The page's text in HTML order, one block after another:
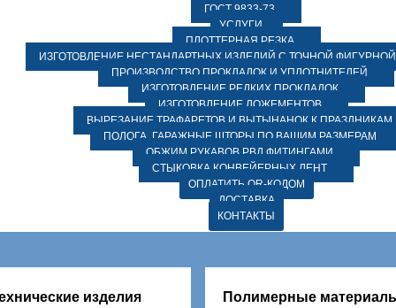
ГОСТ 9833-73
УСЛУГИ
ПЛОТТЕРНАЯ РЕЗКА
ИЗГОТОВЛЕНИЕ НЕСТАНДАРТНЫХ ИЗДЕЛИЙ С ТОЧНОЙ ФИГУРНОЙ
ПРОИЗВОДСТВО ПРОКЛАДОК И УПЛОТНИТЕЛЕЙ
ИЗГОТОВЛЕНИЕ РЕДКИХ ПРОКЛАДОК
ИЗГОТОВЛЕНИЕ ЛОЖЕМЕНТОВ
ВЫРЕЗАНИЕ ТРАФАРЕТОВ И ВЫТЫНАНОК К ПРАЗДНИКАМ
ПОЛОГА, ГАРАЖНЫЕ ШТОРЫ ПО ВАШИМ РАЗМЕРАМ
ОБЖИМ РУКАВОВ РВД ФИТИНГАМИ
СТЫКОВКА КОНВЕЙЕРНЫХ ЛЕНТ
ОПЛАТИТЬ QR-КОДОМ
ДОСТАВКА
КОНТАКТЫ
изделия Полимерные